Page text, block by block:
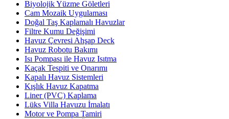
Biyolojik Yüzme Göletleri
Cam Mozaik Uygulaması
Doğal Taş Kaplamalı Havuzlar
Filtre Kumu Değişimi
Havuz Çevresi Ahşap Deck
Havuz Robotu Bakımı
Isı Pompası ile Havuz Isıtma
Kaçak Tespiti ve Onarımı
Kapalı Havuz Sistemleri
Kışlık Havuz Kapatma
Liner (PVC) Kaplama
Lüks Villa Havuzu İmalatı
Motor ve Pompa Tamiri